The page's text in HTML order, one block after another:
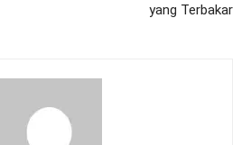
yang Terbakar